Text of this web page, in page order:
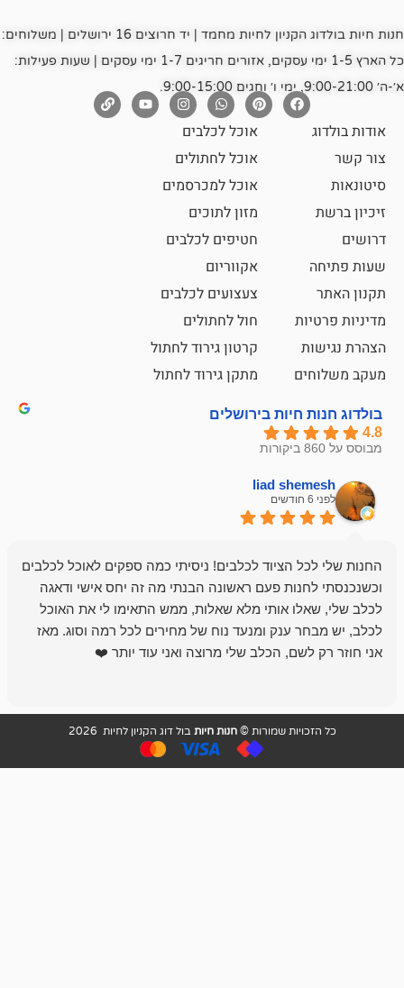
חנות חיות בולדוג הקניון לחיות מחמד | יד חרוצים 16 ירושלים | משלוחים:
כל הארץ 1-5 ימי עסקים, אזורים חריגים 1-7 ימי עסקים | שעות פעילות:
אוכל לכלבים
אוכל לחתולים
אוכל למכרסמים
מזון לתוכים
חטיפים לכלבים
אקווריום
צעצועים לכלבים
חול לחתולים
קרטון גירוד לחתול
מתקן גירוד לחתול
בירושלים
liad
הציוד לכלבים! ניסיתי כמה ספקים לאוכל לכלבים
פעם ראשונה הבנתי מה זה יחס אישי ודאגה
אותי מלא שאלות, ממש התאימו לי את האוכל
ענק ומנעד נוח של מחירים לכל רמה וסוג. מאז
הכלב שלי מרוצה ואני עוד יותר ❤️
חנות
רון הבעלים -
לקנות תמיד
חנות חיותבול דוג הקניון לחיות 2026